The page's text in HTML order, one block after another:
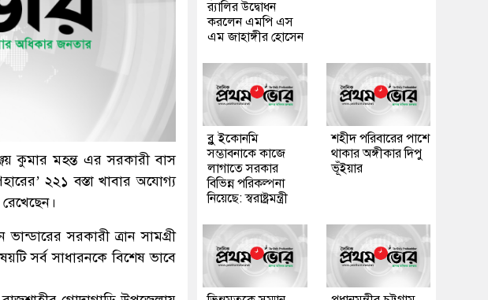
কুমার মহন্ত এর সরকারী বাস
২২১ বস্তা খাবার অযোগ্য
সরকারী ত্রান সামগ্রী
সর্ব সাধারনকে বিশেষ ভাবে
র‍্যালির উদ্বোধন
করলেন এমপি এস
এম জাহাঙ্গীর হোসেন
ব্লু ইকোনমি
সম্ভাবনাকে কাজে
লাগাতে সরকার
বিভিন্ন পরিকল্পনা
নিয়েছে: স্বরাষ্ট্রমন্ত্রী
শহীদ পরিবারের পাশে
থাকার অঙ্গীকার দিপু
ভূঁইয়ার